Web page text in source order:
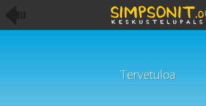
Tervetuloa